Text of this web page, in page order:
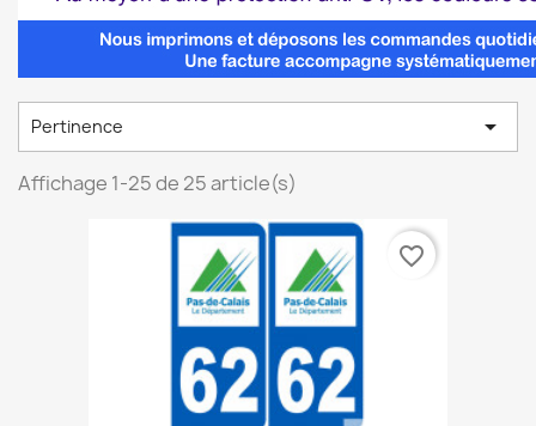
Pertinence 
Affichage 1-25 de 25 article(s)
favorite_border